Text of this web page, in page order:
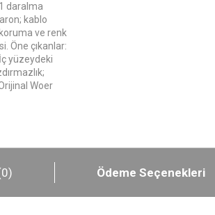
daralma
kablo
ve renk
Öne çıkanlar:
yüzeydeki
Woer
Ödeme Seçenekleri